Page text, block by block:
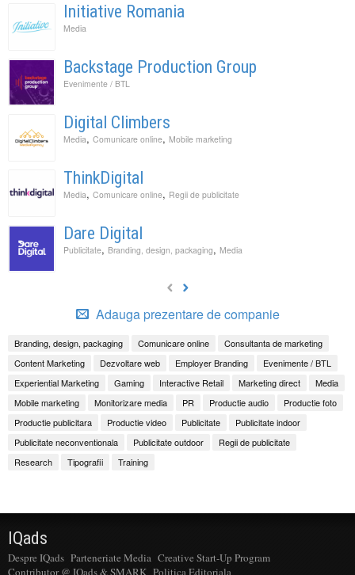
Initiative Romania
Media
Backstage Production Group
Evenimente / BTL
Digital Climbers
Media, Comunicare online, Mobile marketing
ThinkDigital
Media, Comunicare online, Regii de publicitate
Dare Digital
Publicitate, Branding, design, packaging, Media
Adauga prezentare de companie
Branding, design, packaging Comunicare online
Consultanta de marketing
Content Marketing
Dezvoltare web Employer Branding
Evenimente / BTL
Experiential Marketing
Gaming Interactive Retail Marketing direct
Media
Mobile marketing
Monitorizare media PR Productie audio
Productie foto
Productie publicitara
Productie video Publicitate
Publicitate indoor
Publicitate neconventionala
Publicitate outdoor
Regii de publicitate
Research
Tipografii Training
IQads
Despre IQads Parteneriate Media Creative Start-Up Program
Contributor @ IQads & SMARK Politica Editoriala